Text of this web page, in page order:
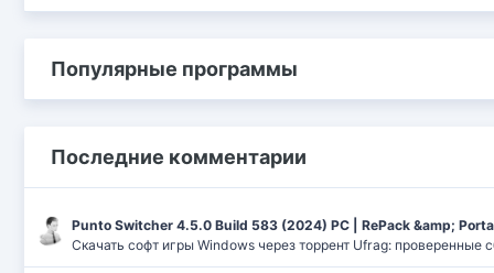
Популярные программы
Последние комментарии
Punto Switcher 4.5.0 Build 583 (2024) РС | RePack &amp;
Скачать софт игры Windows через торрент Ufrag: проверенные